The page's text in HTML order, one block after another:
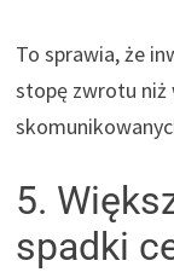
To sprawia, że
stopę zwrotu niż
5.
spadki